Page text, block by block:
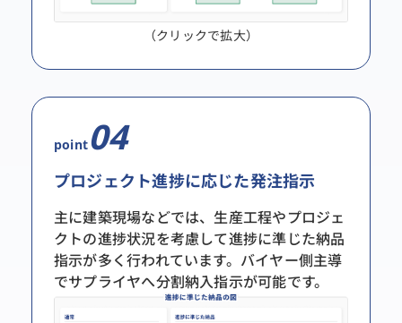
（クリックで拡大）
point04
プロジェクト進捗に応じた発注指示
主に建築現場などでは、生産工程やプロジェ
クトの進捗状況を考慮して進捗に準じた納品
指示が多く行われています。バイヤー側主導
でサプライヤへ分割納入指示が可能です。